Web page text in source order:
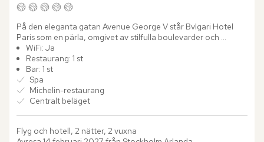
På den eleganta gatan Avenue George V står Bvlgari Hotel
Paris som en pärla, omgivet av stilfulla boulevarder och
exklusiva modebutiker. Med sitt utmärkta läge är det endast
en...
WiFi: Ja
Restaurang: 1 st
Bar: 1 st
Spa
Michelin-restaurang
Centralt beläget
Flyg och hotell, 2 nätter, 2 vuxna